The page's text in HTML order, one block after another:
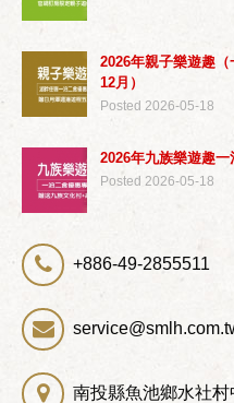
2026年親子樂遊趣
12月）
Posted 2026-05-18
2026年九族樂遊趣一
Posted 2026-05-18
+886-49-2855511
南投縣魚池鄉水社